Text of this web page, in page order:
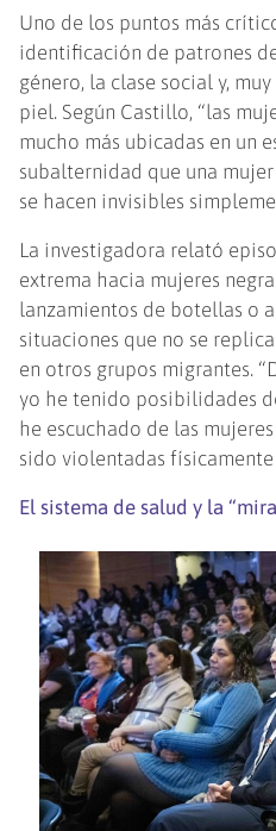
Uno de los puntos más
identificación de patrones
género, la clase social y,
piel. Según Castillo, “las
mucho más ubicadas en un
subalternidad que una
se hacen invisibles
La investigadora relató
extrema hacia mujeres
lanzamientos de botellas o
situaciones que no se
en otros grupos migrantes.
yo he tenido posibilidades
he escuchado de las
sido violentadas
El sistema de salud y la